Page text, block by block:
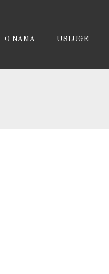
O NAMA USLUGE